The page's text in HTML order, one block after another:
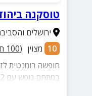
טוסקנה
ירושלים
10 מצוין (
100
חופשה רומנטית
ג'קוזי פרטי,